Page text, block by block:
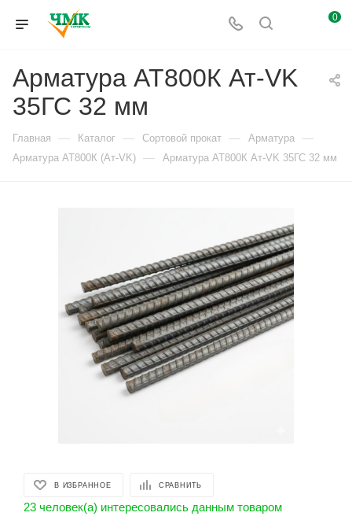
0
Арматура АТ800К Ат-VK
35ГС 32 мм
Главная — Каталог — Сортовой прокат — Арматура —
Арматура АТ800К (Ат-VK) — Арматура АТ800К Ат-VK 35ГС 32 мм
В ИЗБРАННОЕ СРАВНИТЬ
23 человек(а) интересовались данным товаром